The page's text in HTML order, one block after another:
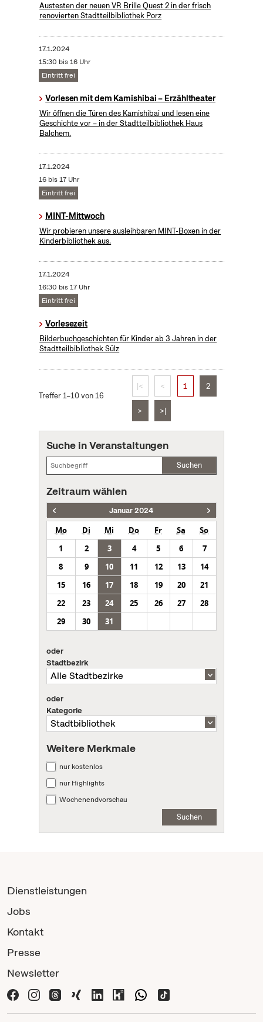
Austesten der neuen VR Brille Quest 2 in der frisch
renovierten Stadtteilbibliothek Porz
17.1.2024
15:30 bis 16 Uhr
Eintritt frei
Vorlesen mit dem Kamishibai – Erzähltheater
Wir öffnen die Türen des Kamishibai und lesen eine
Geschichte vor – in der Stadtteilbibliothek Haus
Balchem.
17.1.2024
16 bis 17 Uhr
Eintritt frei
MINT-Mittwoch
Wir probieren unsere ausleihbaren MINT-Boxen in der
Kinderbibliothek aus.
17.1.2024
16:30 bis 17 Uhr
Eintritt frei
Vorlesezeit
Bilderbuchgeschichten für Kinder ab 3 Jahren in der
Stadtteilbibliothek Sülz
Treffer 1–10 von 16
|< < 1 2
> >|
Suche in Veranstaltungen
Suchen
Zeitraum wählen
Januar 2024
Mo Di Mi Do Fr Sa
So
1
2 3 4 5 6
7
8
9 10 11 12 13
14
15
16 17 18 19 20
21
22
23 24 25 26 27
28
29
30 31
oder
Stadtbezirk
oder
Kategorie
Weitere Merkmale
nur kostenlos
nur Highlights
Wochenendvorschau
Suchen
Dienstleistungen
Jobs
Kontakt
Presse
Newsletter